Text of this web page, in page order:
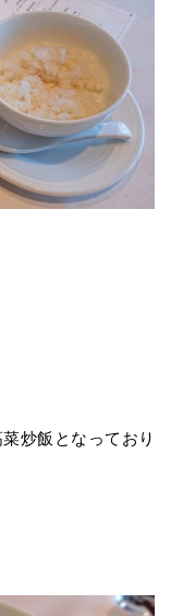
炒飯となっており